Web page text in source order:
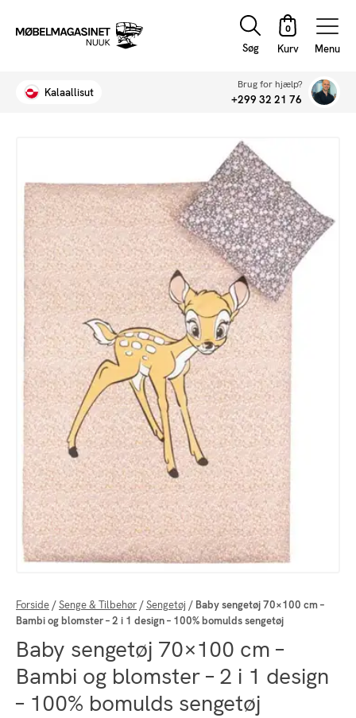
Søg Menu
Kalaallisut
Brug for hjælp?
+299 32 21 76
Forside /Senge & Tilbehør /Sengetøj / Baby sengetøj 70×100 cm –
Bambi og blomster – 2 i 1 design – 100% bomulds sengetøj
Baby sengetøj 70×100 cm –
Bambi og blomster – 2 i 1 design
– 100% bomulds sengetøj